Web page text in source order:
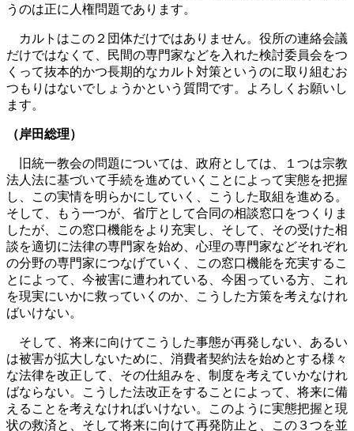
うのは正に人権問題であります。
カルトはこの２団体だけではありません。役所の連絡会議
だけではなくて、民間の専門家などを入れた検討委員会をつ
くって抜本的かつ長期的なカルト対策というのに取り組むお
つもりはないでしょうかという質問です。よろしくお願いし
ます。
（岸田総理）
旧統一教会の問題については、政府としては、１つは宗教
法人法に基づいて手続を進めていくことによって実態を把握
し、この実情を明らかにしていく、こうした取組を進める。
そして、もう一つが、省庁として合同の相談窓口をつくりま
したが、この窓口機能をより充実し、そして、その受けた相
談を適切に法律の専門家を始め、心理の専門家などそれぞれ
の分野の専門家につなげていく、この窓口機能を充実するこ
とによって、今被害に遭われている、今困っている方、これ
を現実にいかに救っていくのか、こうした方策を考えなけれ
ばいけない。
そして、将来に向けてこうした事態が再発しない、あるい
は被害が拡大しないために、消費者契約法を始めとする様々
な法律を改正して、その仕組みを、制度を考えていかなけれ
ばならない。こうした法改正をすることによって、将来に備
えることを考えなければいけない。このように実態把握と現
状の救済と、そして将来に向けて再発防止と、この３つを並